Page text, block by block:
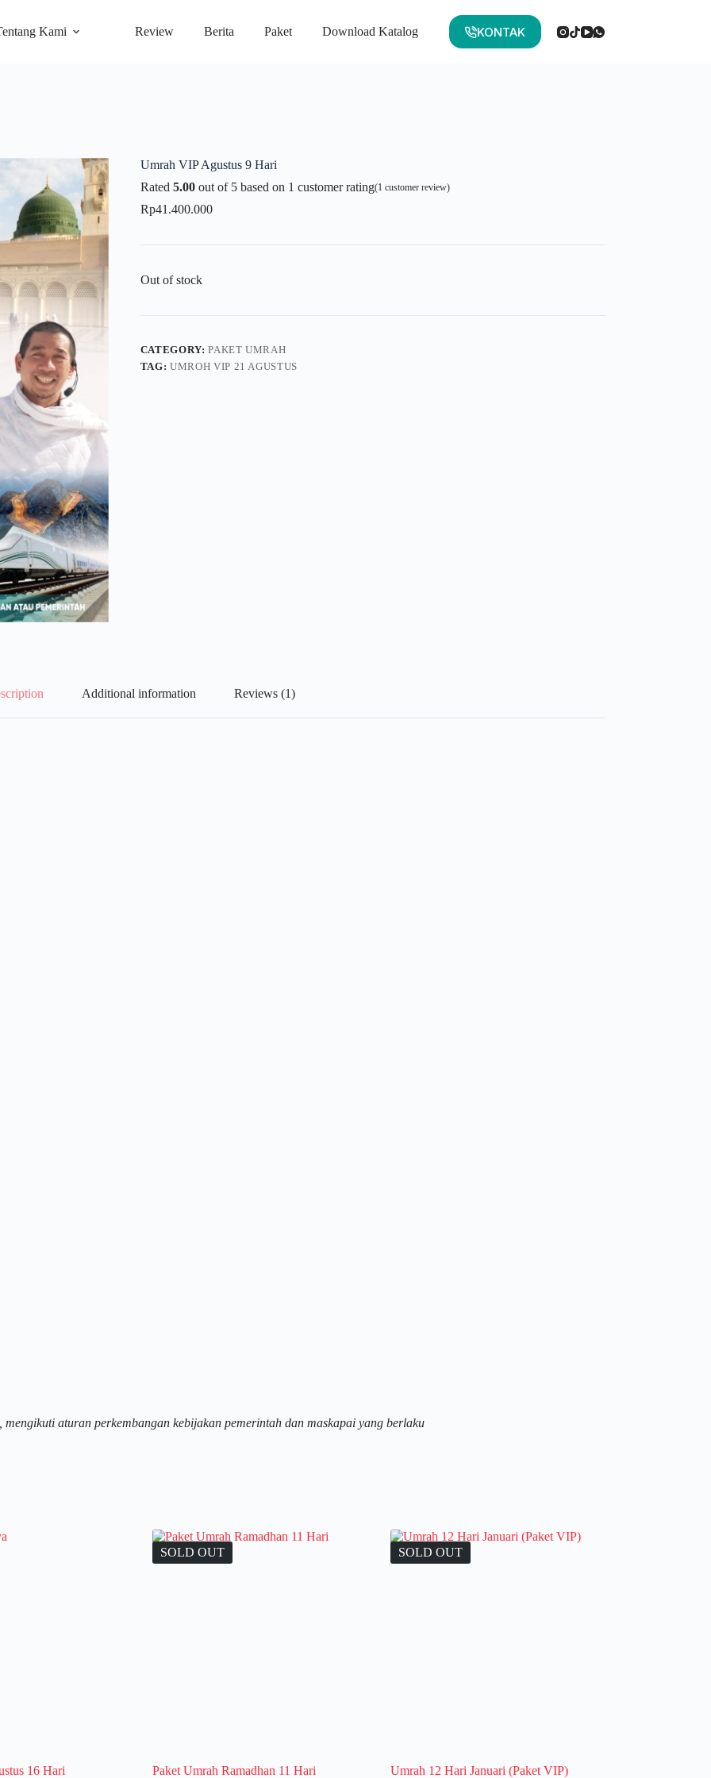
Kami Review Berita Paket Download Katalog KONTAK
Umrah VIP Agustus 9 Hari
Rated 5.00out of 5 based on 1 customer rating(1 customer review)
Rp41.400.000
Out of stock
CATEGORY:PAKET UMRAH
TAG:UMROH VIP 21 AGUSTUS
Additional information Reviews (1)
aturan perkembangan kebijakan pemerintah dan maskapai yang berlaku
16 Hari
SOLD OUT
Paket Umrah Ramadhan 11 Hari
SOLD OUT
Umrah 12 Hari Januari (Paket VIP)